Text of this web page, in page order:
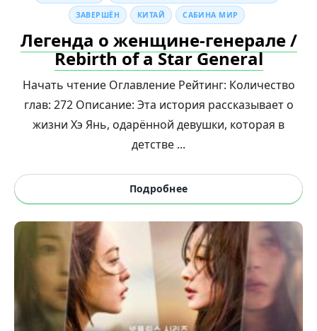
ЗАВЕРШЁН КИТАЙ САБИНА МИР
Легенда о женщине-генерале /
Rebirth of a Star General
Начать чтение Оглавление Рейтинг: Количество
глав: 272 Описание: Эта история рассказывает о
жизни Хэ Янь, одарённой девушки, которая в
детстве ...
Подробнее